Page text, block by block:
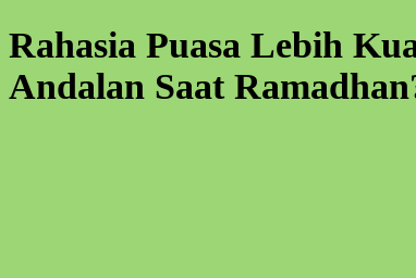
Rahasia Puasa Lebih
Andalan Saat